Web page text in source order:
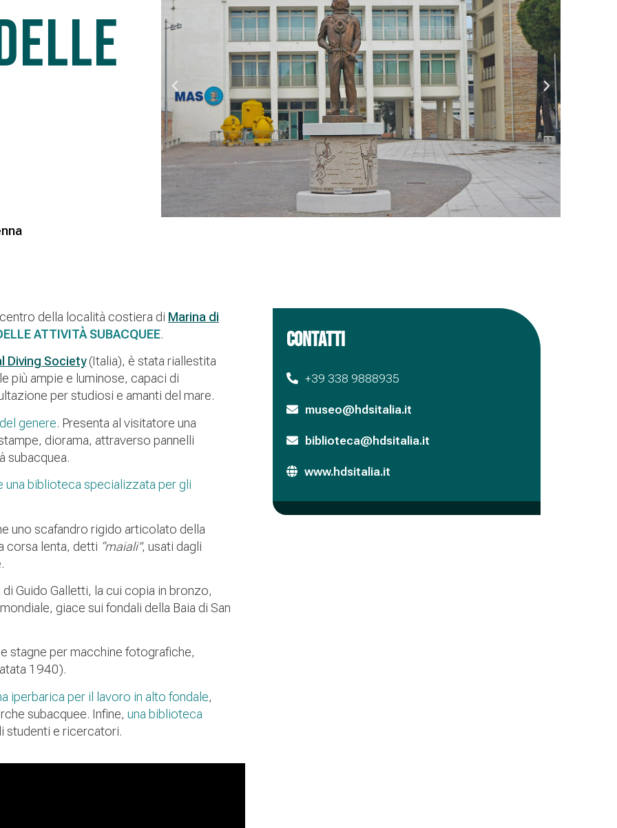
della località costiera di Marina di
ATTIVITÀ SUBACQUEE.
Diving Society(Italia), è stata riallestita
più ampie e luminose, capaci di
per studiosi e amanti del mare.
genere. Presenta al visitatore una
diorama, attraverso pannelli
subacquea.
una biblioteca specializzata per gli
uno scafandro rigido articolato della
corsa lenta, detti “maiali”, usati dagli
Guido Galletti, la cui copia in bronzo,
giace sui fondali della Baia di San
stagne per macchine fotografiche,
1940).
iperbarica per il lavoro in alto fondale,
subacquee. Infine, una biblioteca
studenti e ricercatori.
CONTATTI
+39 338 9888935
museo@hdsitalia.it
biblioteca@hdsitalia.it
www.hdsitalia.it